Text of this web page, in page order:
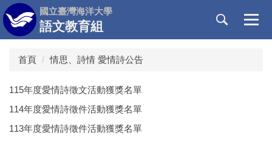
跳
到
主
區
國立臺灣海洋大學
語文教育組
首頁 情思、詩情 愛情詩公告
115年度愛情詩徵文活動獲獎名單
114年度愛情詩徵件活動獲獎名單
113年度愛情詩徵件活動獲獎名單